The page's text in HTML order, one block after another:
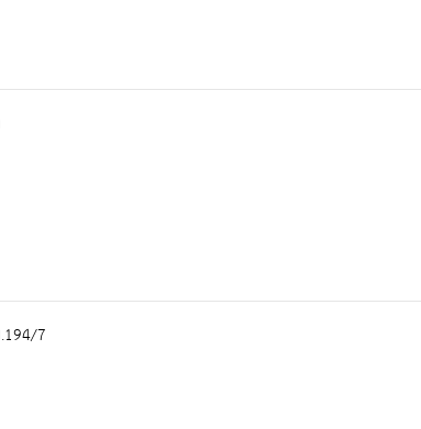
7